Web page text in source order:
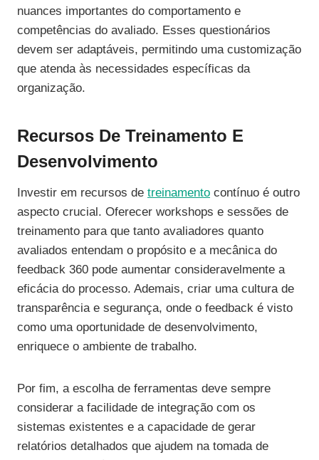
nuances importantes do comportamento e
competências do avaliado. Esses questionários
devem ser adaptáveis, permitindo uma customização
que atenda às necessidades específicas da
organização.
Recursos De Treinamento E
Desenvolvimento
Investir em recursos de treinamento contínuo é outro
aspecto crucial. Oferecer workshops e sessões de
treinamento para que tanto avaliadores quanto
avaliados entendam o propósito e a mecânica do
feedback 360 pode aumentar consideravelmente a
eficácia do processo. Ademais, criar uma cultura de
transparência e segurança, onde o feedback é visto
como uma oportunidade de desenvolvimento,
enriquece o ambiente de trabalho.
Por fim, a escolha de ferramentas deve sempre
considerar a facilidade de integração com os
sistemas existentes e a capacidade de gerar
relatórios detalhados que ajudem na tomada de